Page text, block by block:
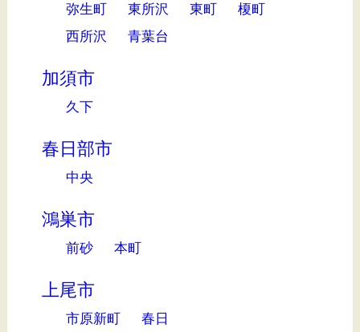
弥生町
東所沢 東町
榎町
西所沢
青葉台
加須市
久下
春日部市
中央
鴻巣市
前砂 本町
上尾市
市原新町 春日